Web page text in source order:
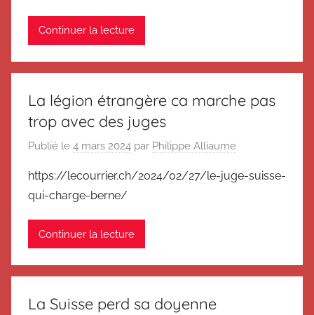
Continuer la lecture
La légion étrangère ca marche pas
trop avec des juges
Publié le 4 mars 2024 par Philippe Alliaume
https://lecourrier.ch/2024/02/27/le-juge-suisse-
qui-charge-berne/
Continuer la lecture
La Suisse perd sa doyenne